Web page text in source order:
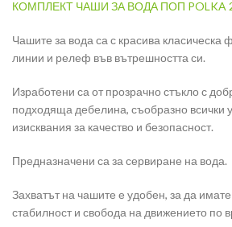
КОМПЛЕКТ ЧАШИ ЗА ВОДА ПОП POLKA
Чашите за вода са с красива класическа
линии и релеф във вътрешността си.
Изработени са от прозрачно стъкло с
подходяща дебелина, съобразно всички
изисквания за качество и безопасност.
Предназначени са за сервиране на вода.
Захватът на чашите е удобен, за да
стабилност и свобода на движението по